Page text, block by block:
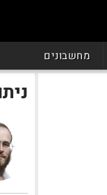
מחשבונים